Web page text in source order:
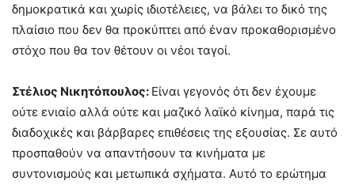
δημοκρατικά και χωρίς ιδιοτέλειες, να βάλει το δικό της
πλαίσιο που δεν θα προκύπτει από έναν προκαθορισμένο
στόχο που θα τον θέτουν οι νέοι ταγοί.
Στέλιος Νικητόπουλος: Είναι γεγονός ότι δεν έχουμε
ούτε ενιαίο αλλά ούτε και μαζικό λαϊκό κίνημα, παρά τις
διαδοχικές και βάρβαρες επιθέσεις της εξουσίας. Σε αυτό
προσπαθούν να απαντήσουν τα κινήματα με
συντονισμούς και μετωπικά σχήματα. Αυτό το ερώτημα